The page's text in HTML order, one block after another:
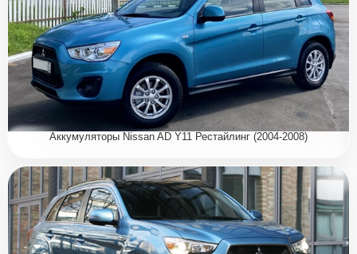
Аккумуляторы Nissan AD Y11 Рестайлинг (2004-2008)